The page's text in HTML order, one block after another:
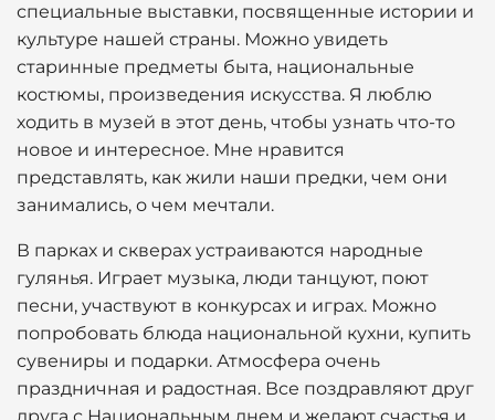
специальные выставки, посвященные истории и
культуре нашей страны. Можно увидеть
старинные предметы быта, национальные
костюмы, произведения искусства. Я люблю
ходить в музей в этот день, чтобы узнать что-то
новое и интересное. Мне нравится
представлять, как жили наши предки, чем они
занимались, о чем мечтали.
В парках и скверах устраиваются народные
гулянья. Играет музыка, люди танцуют, поют
песни, участвуют в конкурсах и играх. Можно
попробовать блюда национальной кухни, купить
сувениры и подарки. Атмосфера очень
праздничная и радостная. Все поздравляют друг